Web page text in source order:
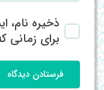
ذخیره نام،
برای زمانی
فرستادن دیدگاه